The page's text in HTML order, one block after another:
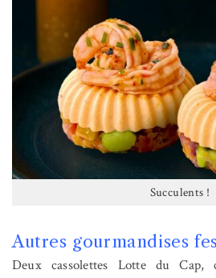
Succulents !
Autres gourmandises
Deux cassolettes Lotte du Cap,